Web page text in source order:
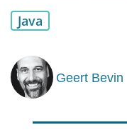
Java
Geert Bevin